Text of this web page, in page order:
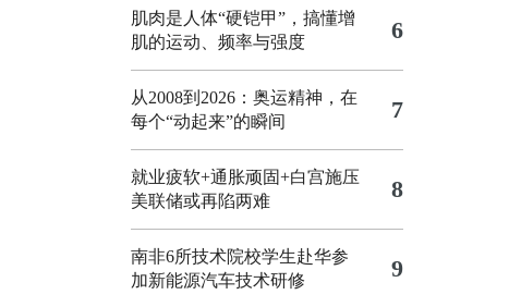
肌肉是人体“硬铠甲”，搞懂增
肌的运动、频率与强度
6
从2008到2026：奥运精神，在
每个“动起来”的瞬间
7
就业疲软+通胀顽固+白宫施压
美联储或再陷两难
8
南非6所技术院校学生赴华参
加新能源汽车技术研修
9